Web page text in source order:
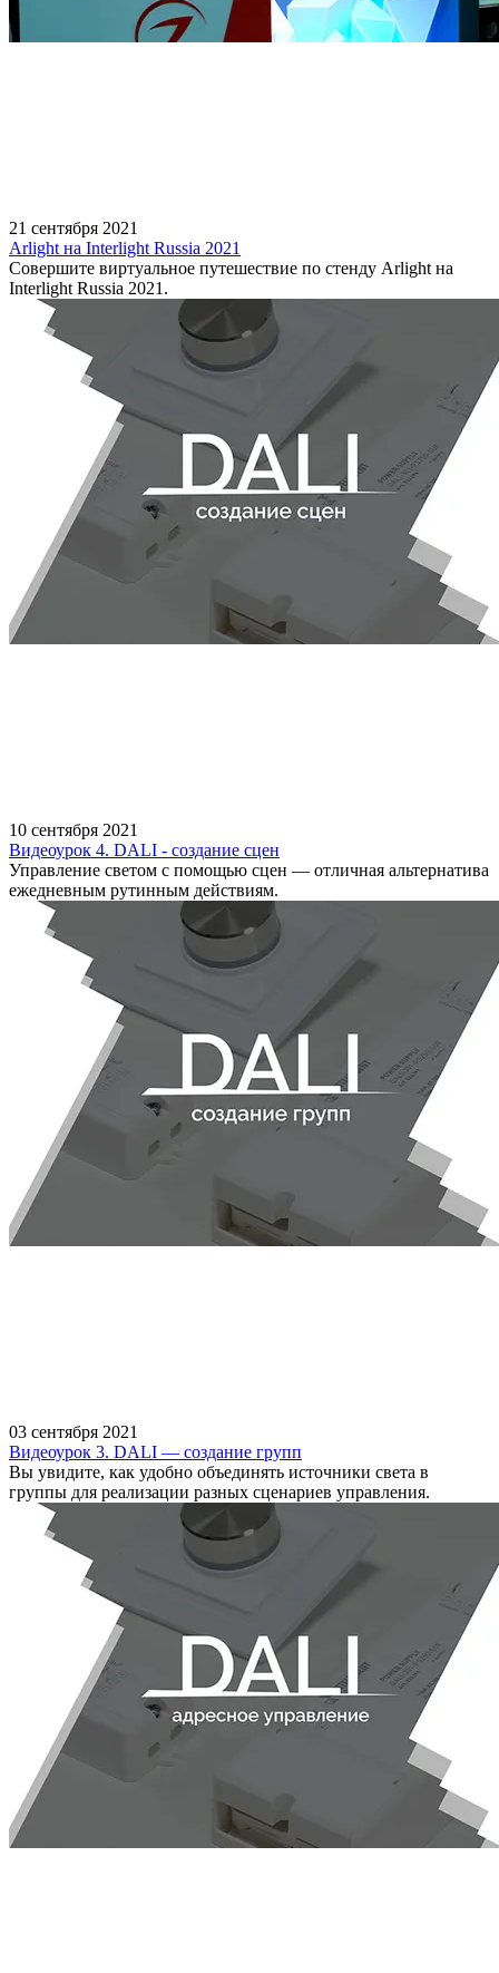
21 сентября 2021
Arlight на Interlight Russia 2021
Совершите виртуальное путешествие по стенду Arlight на
Interlight Russia 2021.
10 сентября 2021
Видеоурок 4. DALI - создание сцен
Управление светом с помощью сцен — отличная альтернатива
ежедневным рутинным действиям.
03 сентября 2021
Видеоурок 3. DALI — создание групп
Вы увидите, как удобно объединять источники света в
группы для реализации разных сценариев управления.